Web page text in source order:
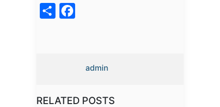
admin
RELATED POSTS